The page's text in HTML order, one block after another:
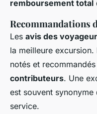
remboursement total
Recommandations
Les avis des
la meilleure excursion.
notés et
contributeurs. Une
est souvent
service.